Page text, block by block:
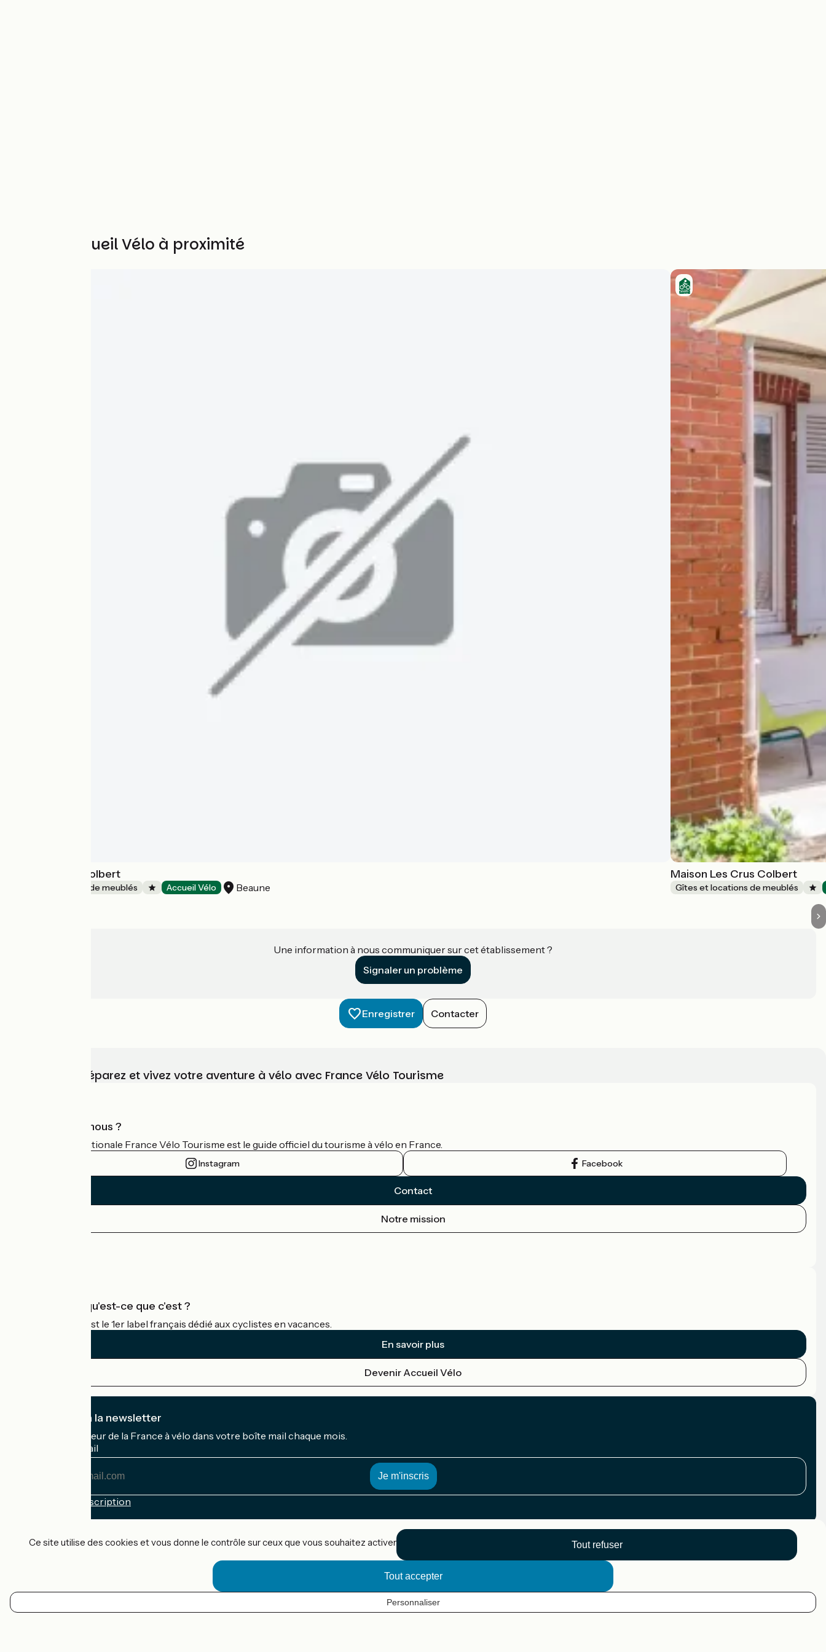
FR
Autres Accueil Vélo à proximité
Le Grand Cru Colbert
Gîtes et locations de meublés Accueil Vélo Beaune
Maison Les Crus Colbert
Gîtes et locations de meublés
Une information à nous communiquer sur cet établissement ?
Signaler un problème
Enregistrer Contacter
Choisissez, préparez et vivez votre aventure à vélo avec France Vélo Tourisme
Qui sommes-nous ?
L'association nationale France Vélo Tourisme est le guide officiel du tourisme à vélo en France.
Instagram Facebook
Contact
Notre mission
Accueil Vélo qu'est-ce que c'est ?
Accueil Vélo c'est le 1er label français dédié aux cyclistes en vacances.
En savoir plus
Devenir Accueil Vélo
Je m'abonne à la newsletter
Recevez le meilleur de la France à vélo dans votre boîte mail chaque mois.
Mon adresse mail
Conditions d'inscription
Contact
Mentions légales
Ce site utilise des cookies et vous donne le contrôle sur ceux que vous souhaitez activer
Tout accepter
Tout refuser
Personnaliser